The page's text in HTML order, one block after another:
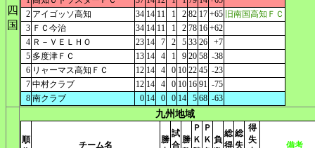
四
国
2 アイゴッソ高知 34 14 11 1 2 82 17 +65 旧南国高知ＦＣ
3 ＦＣ今治 34 14 11 1 2 78 16 +62
4 Ｒ－ＶＥＬＨＯ 23 14 7 2 5 33 26
+7
5 多度津ＦＣ 13 14 4 1 9 20 58 -38
6 リャーマス高知ＦＣ 12 14 4 0 10 22 45 -23
7 中村クラブ 12 14 4 0 10 16 91 -75
8 南クラブ 0 14 0 0 14 5 68 -63
九州地域
順
チーム名
勝
試
合
勝
Ｐ
Ｋ
Ｐ
Ｋ 負
総
得
総
失
得
失
備考